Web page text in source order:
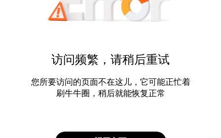
访问频繁，请稍后重试
您所要访问的页面不在这儿，它可能正忙着
刷牛牛圈，稍后就能恢复正常